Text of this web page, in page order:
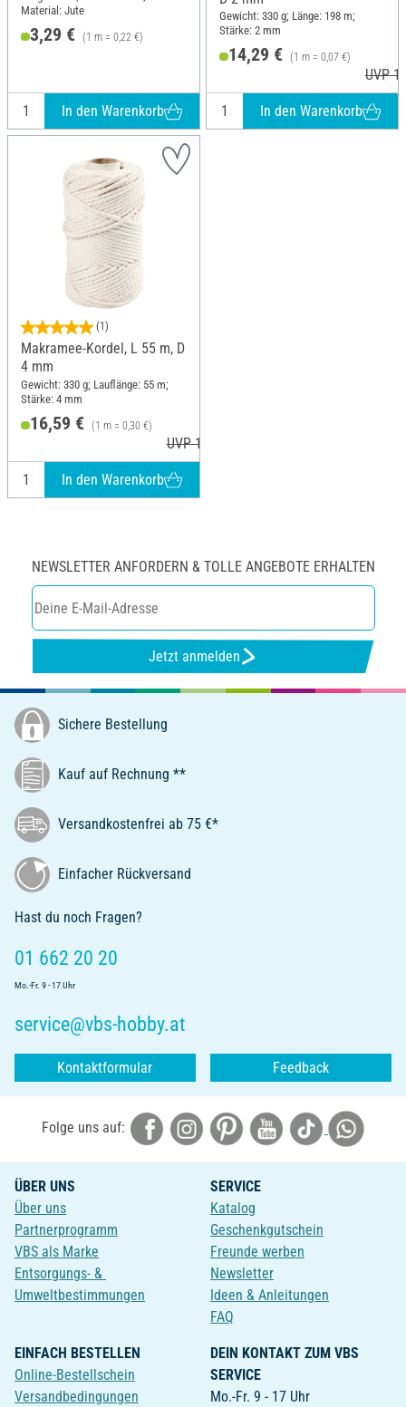
Material: Jute
3,29 € (1 m = 0,22 €)
In den Warenkorb
Gewicht: 330 g; Länge: 198 m;
Stärke: 2 mm
14,29 € (1 m = 0,07 €)
UVP
In den Warenkorb
(1)
Makramee-Kordel, L 55 m, D
4 mm
Gewicht: 330 g; Lauflänge: 55 m;
Stärke: 4 mm
16,59 € (1 m = 0,30 €)
UVP 19,02 €
In den Warenkorb
NEWSLETTER ANFORDERN & TOLLE ANGEBOTE ERHALTEN
Jetzt anmelden
Sichere Bestellung
Kauf auf Rechnung **
Versandkostenfrei ab 75 €*
Einfacher Rückversand
Hast du noch Fragen?
01 662 20 20
Mo.-Fr. 9 - 17 Uhr
service@vbs-hobby.at
Kontaktformular Feedback
Folge uns auf:
ÜBER UNS
Über uns
Partnerprogramm
VBS als Marke
Entsorgungs- &
Umweltbestimmungen
SERVICE
Katalog
Geschenkgutschein
Freunde werben
Newsletter
Ideen & Anleitungen
FAQ
EINFACH BESTELLEN
Online-Bestellschein
Versandbedingungen
DEIN KONTAKT ZUM VBS
SERVICE
Mo.-Fr. 9 - 17 Uhr